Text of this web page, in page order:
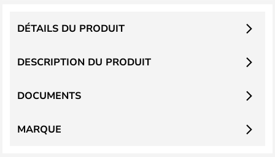
DESCRIPTION DU PRODUIT
DÉTAILS DU PRODUIT
DOCUMENTS
MARQUE